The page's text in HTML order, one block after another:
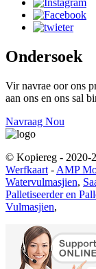
Ondersoek
Vir navrae oor ons
aan ons en ons sal
Navraag Nou
© Kopiereg - 2020-
Werfkaart - AMP
Watervulmasjien,
Palletiseerder en
Vulmasjien,